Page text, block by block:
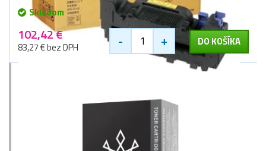
Skladom
102,42 €
83,27 € bez DPH - + DO KOŠÍKA